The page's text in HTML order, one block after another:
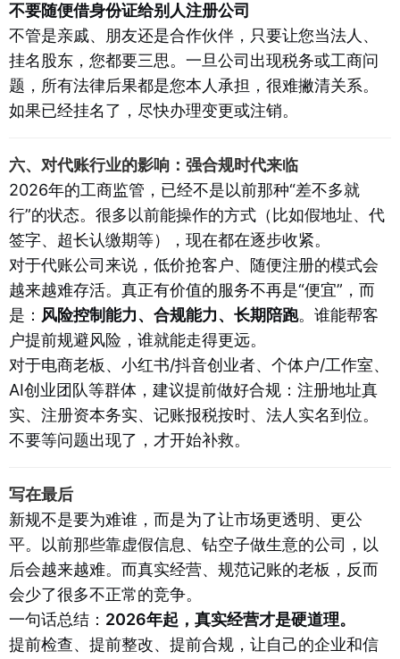
不要随便借身份证给别人注册公司
不管是亲戚、朋友还是合作伙伴，只要让您当法人、
挂名股东，您都要三思。一旦公司出现税务或工商问
题，所有法律后果都是您本人承担，很难撇清关系。
如果已经挂名了，尽快办理变更或注销。
六、对代账行业的影响：强合规时代来临
2026年的工商监管，已经不是以前那种“差不多就
行”的状态。很多以前能操作的方式（比如假地址、代
签字、超长认缴期等），现在都在逐步收紧。
对于代账公司来说，低价抢客户、随便注册的模式会
越来越难存活。真正有价值的服务不再是“便宜”，而
是： 风险控制能力、合规能力、长期陪跑。谁能帮客
户提前规避风险，谁就能走得更远。
对于电商老板、小红书/抖音创业者、个体户/工作室、
AI创业团队等群体，建议提前做好合规：注册地址真
实、注册资本务实、记账报税按时、法人实名到位。
不要等问题出现了，才开始补救。
写在最后
新规不是要为难谁，而是为了让市场更透明、更公
平。以前那些靠虚假信息、钻空子做生意的公司，以
后会越来越难。而真实经营、规范记账的老板，反而
会少了很多不正常的竞争。
一句话总结： 2026年起，真实经营才是硬道理。
提前检查、提前整改、提前合规，让自己的企业和信